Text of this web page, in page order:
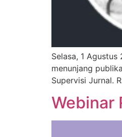
Selasa, 1
menunjang
Supervisi Jurnal.
Webinar